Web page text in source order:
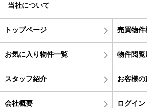
当社について
トップページ 売買物件
お気に入り物件一覧 物件閲覧
スタッフ紹介 お客様の
会社概要 ログイン